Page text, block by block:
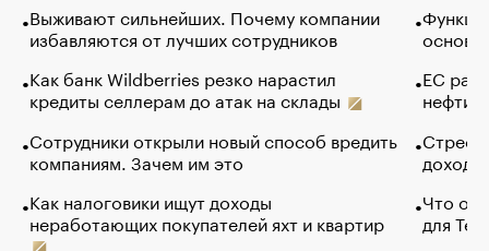
Выживают сильнейших. Почему компании
избавляются от лучших сотрудников
Как банк Wildberries резко нарастил
кредиты селлерам до атак на склады
Сотрудники открыли новый способ вредить
компаниям. Зачем им это
Как налоговики ищут доходы
неработающих покупателей яхт и квартир
основ
ЕС
нефти
Что
для